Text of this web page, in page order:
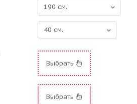
Выбрать
Выбрать